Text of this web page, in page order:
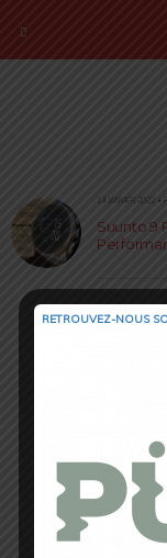
14 JANVIER 2022 •
Suunto 9
RETROUVEZ-NOUS